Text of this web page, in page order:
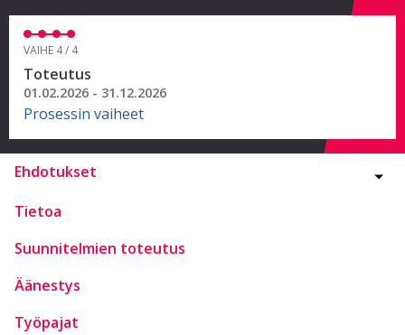
VAIHE 4 / 4
Toteutus
01.02.2026 - 31.12.2026
Prosessin vaiheet
Ehdotukset
Tietoa
Suunnitelmien toteutus
Äänestys
Työpajat